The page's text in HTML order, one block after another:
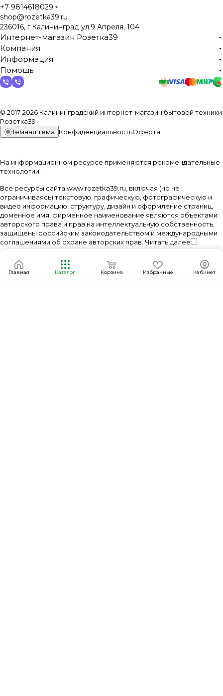
+7 9814618029
shop@rozetka39.ru
236016, г.Калининград ул.9 Апреля, 104
Интернет-магазин Розетка39
Компания
Информация
Помощь
© 2017-2026 Калининградский интернет-магазин бытовой техники
Розетка39
Темная тема
КонфиденциальностьОферта
На информационном ресурсе применяются рекомендательные
технологии
Все ресурсы сайта www.rozetka39.ru, включая (но не
ограничиваясь) текстовую, графическую, фотографическую и
видео информацию, структуру, дизайн и оформление страниц,
доменное имя, фирменное наименование являются объектами
авторского права и прав на интеллектуальную собственность,
защищены российским законодательством и международными
соглашениями об охране авторских прав. Читать далее
Главная Каталог Корзина Избранные Кабинет